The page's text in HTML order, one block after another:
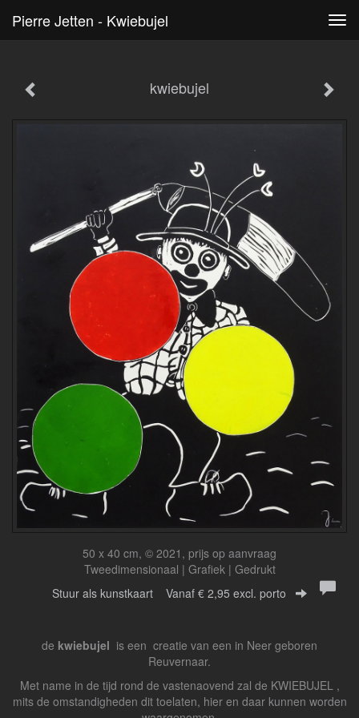
Pierre Jetten - Kwiebujel
kwiebujel
50 x 40 cm, © 2021, prijs op aanvraag
Tweedimensionaal | Grafiek | Gedrukt
Stuur als kunstkaart Vanaf € 2,95 excl. porto
de kwiebujel is een creatie van een in Neer geboren
Reuvernaar.
Met name in de tijd rond de vastenaovend zal de KWIEBUJEL ,
mits de omstandigheden dit toelaten, hier en daar kunnen worden